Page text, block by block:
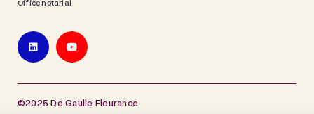
Office notarial
©2025 De Gaulle Fleurance